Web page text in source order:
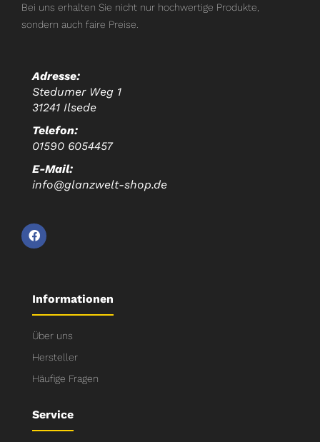
Bei uns erhalten Sie nicht nur hochwertige Produkte,
sondern auch faire Preise.
Adresse:
Stedumer Weg 1
31241 Ilsede
Telefon:
01590 6054457
E-Mail:
info@glanzwelt-shop.de
Informationen
Über uns
Hersteller
Häufige Fragen
Service